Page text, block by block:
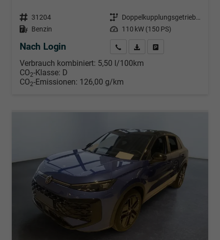
Fahrzeugnr. 31204 Getriebe
Doppelkupplungsgetriebe (DSG)
Kraftstoff Benzin Leistung 110 kW (150 PS)
Nach Login Wir rufen Sie anPDF-Datei, Fahrzeugexposé
Verbrauch kombiniert: 5,50 l/100km
CO2-Klasse: D
CO2-Emissionen: 126,00 g/km